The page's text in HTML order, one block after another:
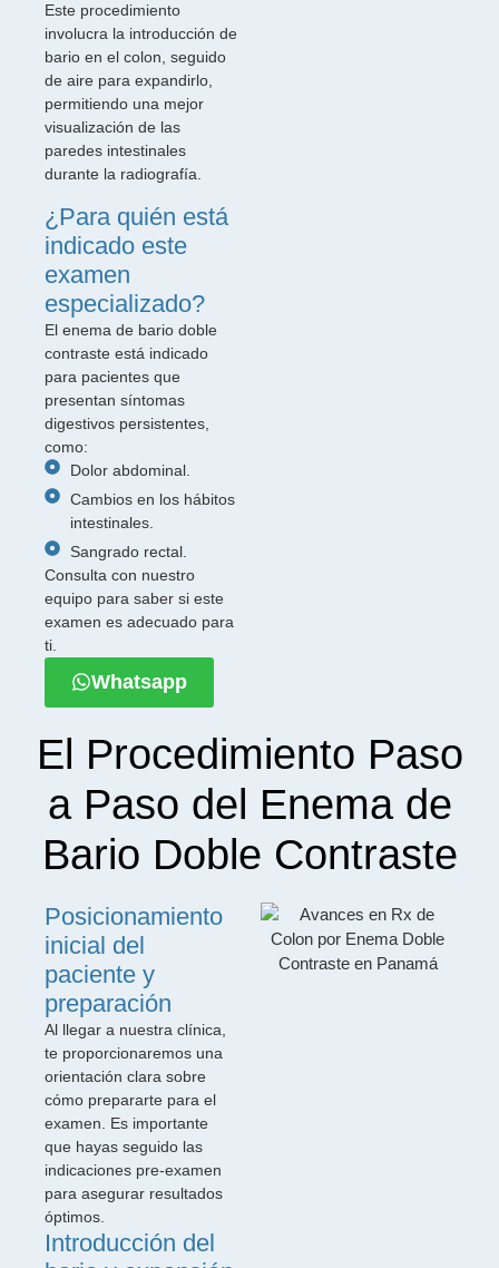
Este procedimiento
involucra la introducción de
bario en el colon, seguido
de aire para expandirlo,
permitiendo una mejor
visualización de las
paredes intestinales
durante la radiografía.
¿Para quién está
indicado este
examen
especializado?
El enema de bario doble
contraste está indicado
para pacientes que
presentan síntomas
digestivos persistentes,
como:
Dolor abdominal.
Cambios en los hábitos
intestinales.
Sangrado rectal.
Consulta con nuestro
equipo para saber si este
examen es adecuado para
ti.
Whatsapp
El Procedimiento Paso
a Paso del Enema de
Bario Doble Contraste
Posicionamiento
inicial del
paciente y
preparación
Al llegar a nuestra clínica,
te proporcionaremos una
orientación clara sobre
cómo prepararte para el
examen. Es importante
que hayas seguido las
indicaciones pre-examen
para asegurar resultados
óptimos.
Introducción del